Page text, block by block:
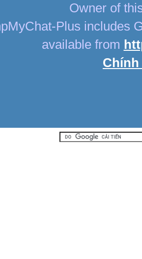
Owner of
Plus includes
available from